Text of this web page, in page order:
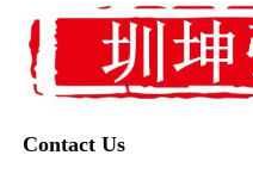
Contact Us